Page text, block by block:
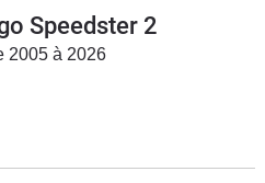
Speedster 2
2005 à 2026